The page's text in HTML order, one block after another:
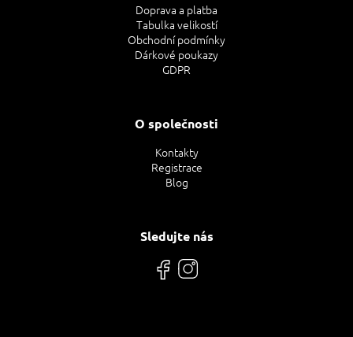
Doprava a platba
Tabulka velikostí
Obchodní podmínky
Dárkové poukazy
GDPR
O společnosti
Kontakty
Registrace
Blog
Sledujte nás